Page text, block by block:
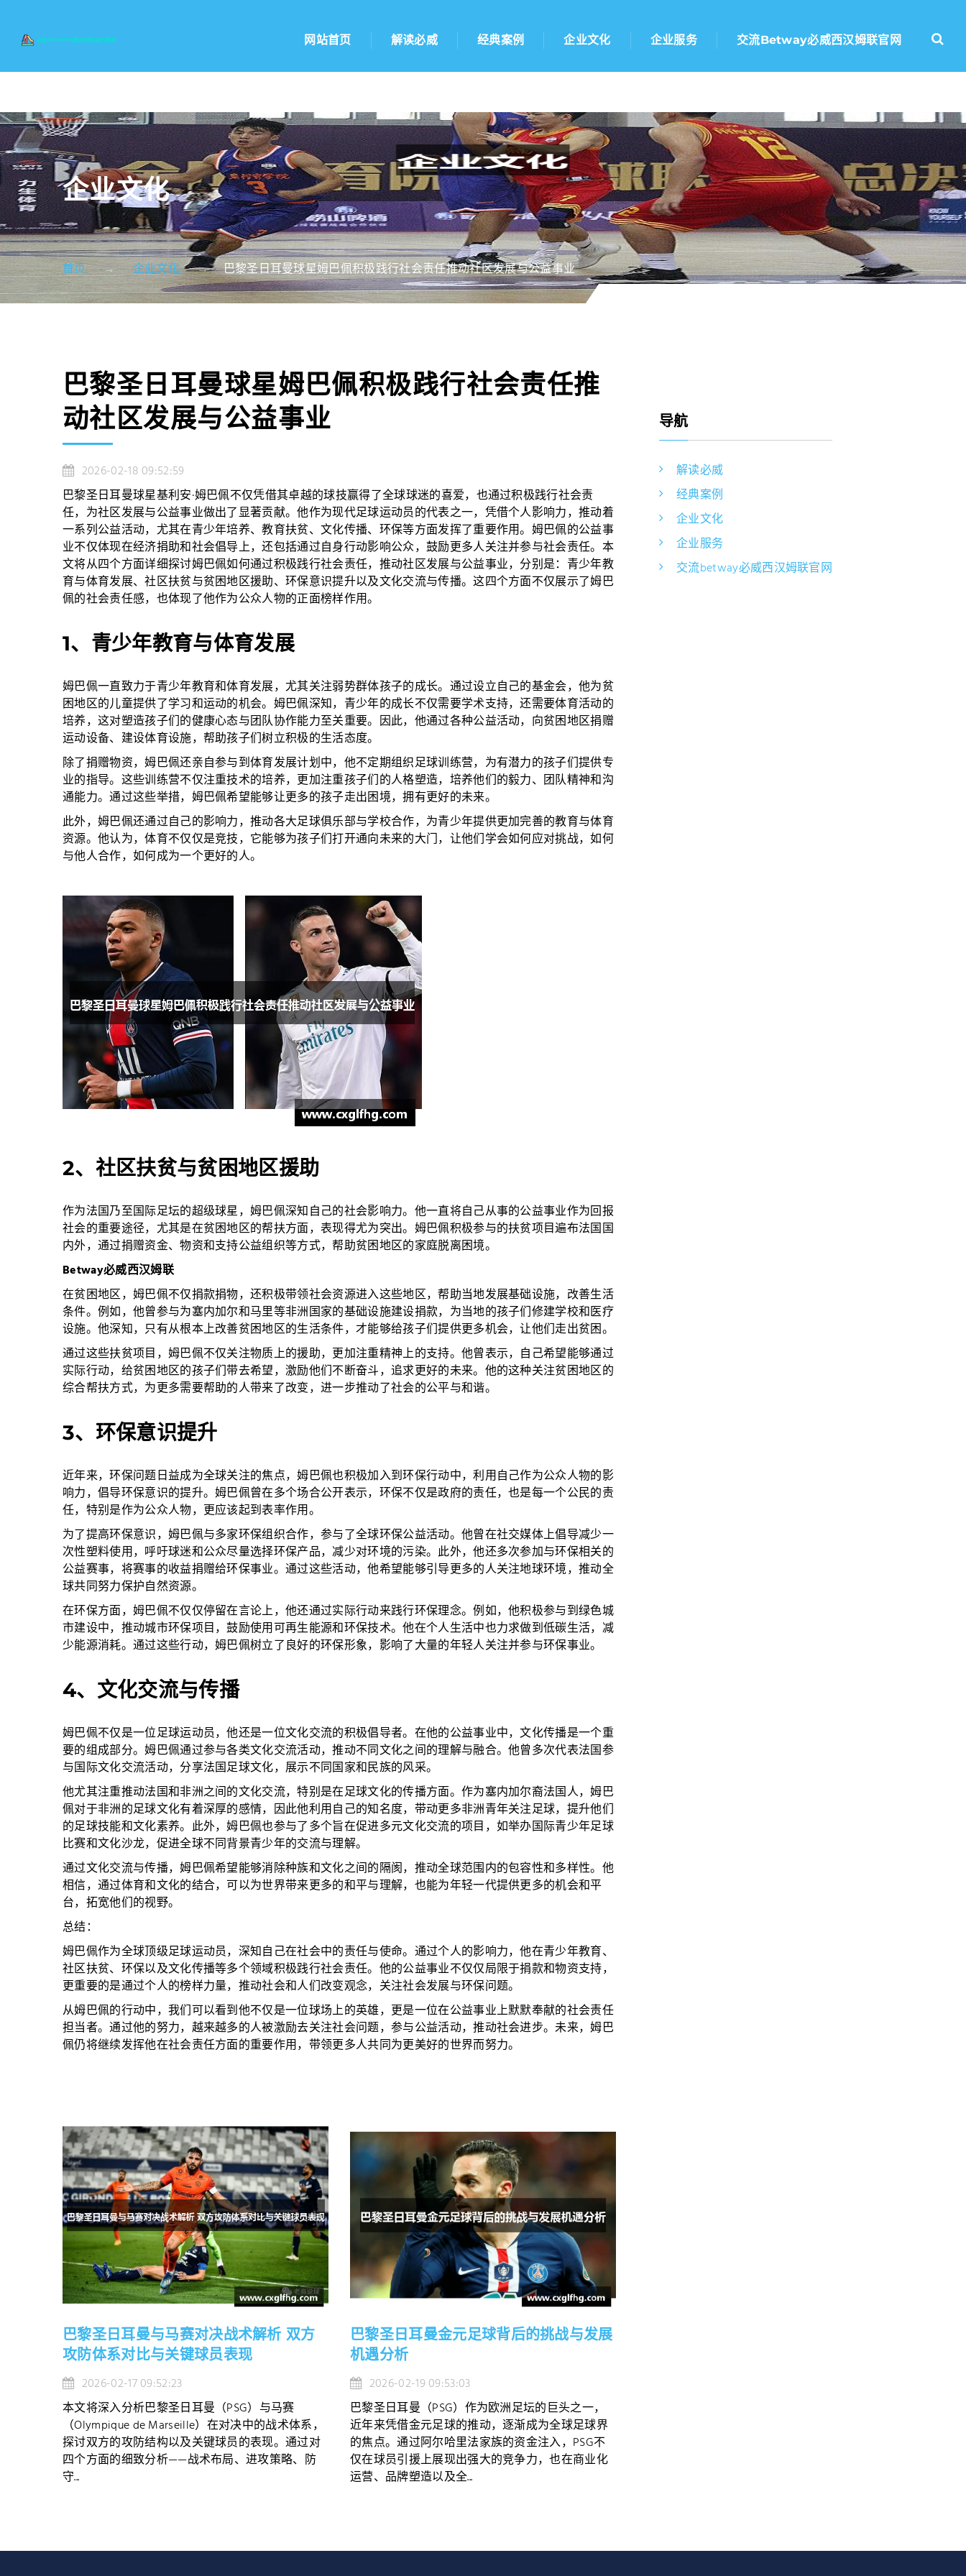
网站首页 解读必威 经典案例 企业文化 企业服务 交流betway必威西汉姆联官网
企业文化
首页 企业文化 巴黎圣日耳曼球星姆巴佩积极践行社会责任推动社区发展与公益事业
巴黎圣日耳曼球星姆巴佩积极践行社会责任推
动社区发展与公益事业
2026-02-18 09:52:59
巴黎圣日耳曼球星基利安·姆巴佩不仅凭借其卓越的球技赢得了全球球迷的喜爱，也通过积极践行社会责
任，为社区发展与公益事业做出了显著贡献。他作为现代足球运动员的代表之一，凭借个人影响力，推动着
一系列公益活动，尤其在青少年培养、教育扶贫、文化传播、环保等方面发挥了重要作用。姆巴佩的公益事
业不仅体现在经济捐助和社会倡导上，还包括通过自身行动影响公众，鼓励更多人关注并参与社会责任。本
文将从四个方面详细探讨姆巴佩如何通过积极践行社会责任，推动社区发展与公益事业，分别是：青少年教
育与体育发展、社区扶贫与贫困地区援助、环保意识提升以及文化交流与传播。这四个方面不仅展示了姆巴
佩的社会责任感，也体现了他作为公众人物的正面榜样作用。
1、青少年教育与体育发展
姆巴佩一直致力于青少年教育和体育发展，尤其关注弱势群体孩子的成长。通过设立自己的基金会，他为贫
困地区的儿童提供了学习和运动的机会。姆巴佩深知，青少年的成长不仅需要学术支持，还需要体育活动的
培养，这对塑造孩子们的健康心态与团队协作能力至关重要。因此，他通过各种公益活动，向贫困地区捐赠
运动设备、建设体育设施，帮助孩子们树立积极的生活态度。
除了捐赠物资，姆巴佩还亲自参与到体育发展计划中，他不定期组织足球训练营，为有潜力的孩子们提供专
业的指导。这些训练营不仅注重技术的培养，更加注重孩子们的人格塑造，培养他们的毅力、团队精神和沟
通能力。通过这些举措，姆巴佩希望能够让更多的孩子走出困境，拥有更好的未来。
此外，姆巴佩还通过自己的影响力，推动各大足球俱乐部与学校合作，为青少年提供更加完善的教育与体育
资源。他认为，体育不仅仅是竞技，它能够为孩子们打开通向未来的大门，让他们学会如何应对挑战，如何
与他人合作，如何成为一个更好的人。
2、社区扶贫与贫困地区援助
作为法国乃至国际足坛的超级球星，姆巴佩深知自己的社会影响力。他一直将自己从事的公益事业作为回报
社会的重要途径，尤其是在贫困地区的帮扶方面，表现得尤为突出。姆巴佩积极参与的扶贫项目遍布法国国
内外，通过捐赠资金、物资和支持公益组织等方式，帮助贫困地区的家庭脱离困境。
Betway必威西汉姆联
在贫困地区，姆巴佩不仅捐款捐物，还积极带领社会资源进入这些地区，帮助当地发展基础设施，改善生活
条件。例如，他曾参与为塞内加尔和马里等非洲国家的基础设施建设捐款，为当地的孩子们修建学校和医疗
设施。他深知，只有从根本上改善贫困地区的生活条件，才能够给孩子们提供更多机会，让他们走出贫困。
通过这些扶贫项目，姆巴佩不仅关注物质上的援助，更加注重精神上的支持。他曾表示，自己希望能够通过
实际行动，给贫困地区的孩子们带去希望，激励他们不断奋斗，追求更好的未来。他的这种关注贫困地区的
综合帮扶方式，为更多需要帮助的人带来了改变，进一步推动了社会的公平与和谐。
3、环保意识提升
近年来，环保问题日益成为全球关注的焦点，姆巴佩也积极加入到环保行动中，利用自己作为公众人物的影
响力，倡导环保意识的提升。姆巴佩曾在多个场合公开表示，环保不仅是政府的责任，也是每一个公民的责
任，特别是作为公众人物，更应该起到表率作用。
为了提高环保意识，姆巴佩与多家环保组织合作，参与了全球环保公益活动。他曾在社交媒体上倡导减少一
次性塑料使用，呼吁球迷和公众尽量选择环保产品，减少对环境的污染。此外，他还多次参加与环保相关的
公益赛事，将赛事的收益捐赠给环保事业。通过这些活动，他希望能够引导更多的人关注地球环境，推动全
球共同努力保护自然资源。
在环保方面，姆巴佩不仅仅停留在言论上，他还通过实际行动来践行环保理念。例如，他积极参与到绿色城
市建设中，推动城市环保项目，鼓励使用可再生能源和环保技术。他在个人生活中也力求做到低碳生活，减
少能源消耗。通过这些行动，姆巴佩树立了良好的环保形象，影响了大量的年轻人关注并参与环保事业。
4、文化交流与传播
姆巴佩不仅是一位足球运动员，他还是一位文化交流的积极倡导者。在他的公益事业中，文化传播是一个重
要的组成部分。姆巴佩通过参与各类文化交流活动，推动不同文化之间的理解与融合。他曾多次代表法国参
与国际文化交流活动，分享法国足球文化，展示不同国家和民族的风采。
他尤其注重推动法国和非洲之间的文化交流，特别是在足球文化的传播方面。作为塞内加尔裔法国人，姆巴
佩对于非洲的足球文化有着深厚的感情，因此他利用自己的知名度，带动更多非洲青年关注足球，提升他们
的足球技能和文化素养。此外，姆巴佩也参与了多个旨在促进多元文化交流的项目，如举办国际青少年足球
比赛和文化沙龙，促进全球不同背景青少年的交流与理解。
通过文化交流与传播，姆巴佩希望能够消除种族和文化之间的隔阂，推动全球范围内的包容性和多样性。他
相信，通过体育和文化的结合，可以为世界带来更多的和平与理解，也能为年轻一代提供更多的机会和平
台，拓宽他们的视野。
总结：
姆巴佩作为全球顶级足球运动员，深知自己在社会中的责任与使命。通过个人的影响力，他在青少年教育、
社区扶贫、环保以及文化传播等多个领域积极践行社会责任。他的公益事业不仅仅局限于捐款和物资支持，
更重要的是通过个人的榜样力量，推动社会和人们改变观念，关注社会发展与环保问题。
从姆巴佩的行动中，我们可以看到他不仅是一位球场上的英雄，更是一位在公益事业上默默奉献的社会责任
担当者。通过他的努力，越来越多的人被激励去关注社会问题，参与公益活动，推动社会进步。未来，姆巴
佩仍将继续发挥他在社会责任方面的重要作用，带领更多人共同为更美好的世界而努力。
巴黎圣日耳曼与马赛对决战术解析 双方
攻防体系对比与关键球员表现
2026-02-17 09:52:23
本文将深入分析巴黎圣日耳曼（PSG）与马赛
（Olympique de Marseille）在对决中的战术体系，
探讨双方的攻防结构以及关键球员的表现。通过对
四个方面的细致分析——战术布局、进攻策略、防
守...
巴黎圣日耳曼金元足球背后的挑战与发展
机遇分析
2026-02-19 09:53:03
巴黎圣日耳曼（PSG）作为欧洲足坛的巨头之一，
近年来凭借金元足球的推动，逐渐成为全球足球界
的焦点。通过阿尔哈里法家族的资金注入，PSG不
仅在球员引援上展现出强大的竞争力，也在商业化
运营、品牌塑造以及全...
导航
解读必威
经典案例
企业文化
企业服务
交流betway必威西汉姆联官网